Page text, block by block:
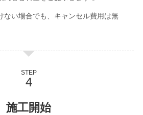
ない場合でも、キャンセル費用は無
STEP
施工開始